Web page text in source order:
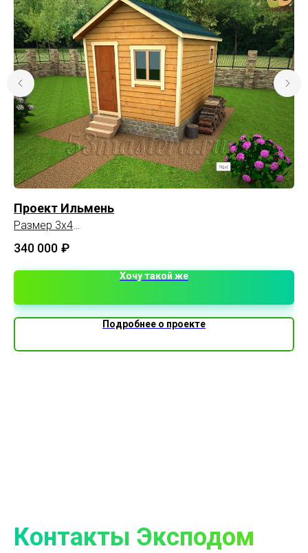
Проект Ильмень
Размер 3х4
340 000 ₽
Хочу такой же
Подробнее о проекте
Контакты Эксподом